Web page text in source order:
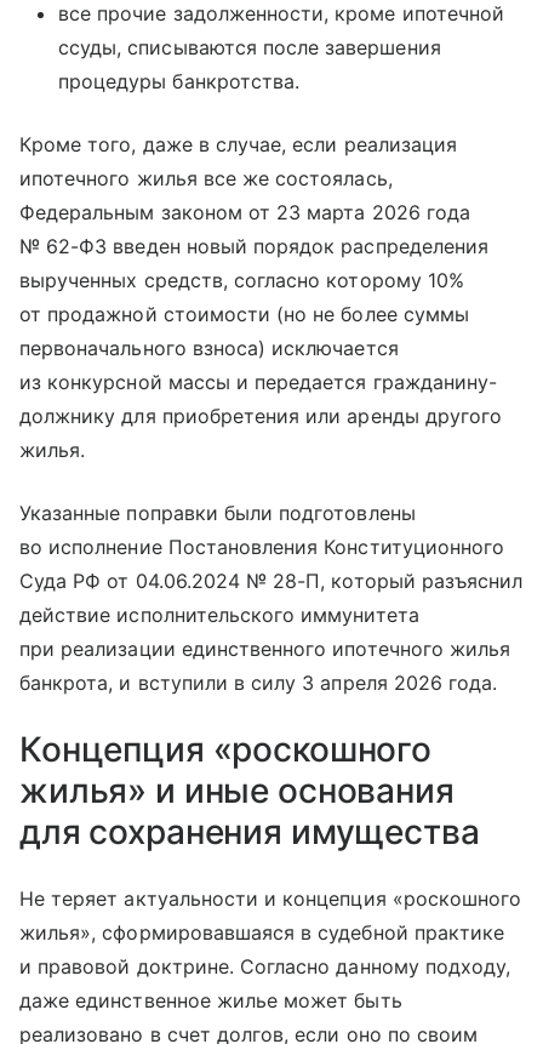
все прочие задолженности, кроме ипотечной
ссуды, списываются после завершения
процедуры банкротства.
Кроме того, даже в случае, если реализация
ипотечного жилья все же состоялась,
Федеральным законом от 23 марта 2026 года
№ 62-ФЗ введен новый порядок распределения
вырученных средств, согласно которому 10%
от продажной стоимости (но не более суммы
первоначального взноса) исключается
из конкурсной массы и передается гражданину-
должнику для приобретения или аренды другого
жилья.
Указанные поправки были подготовлены
во исполнение Постановления Конституционного
Суда РФ от 04.06.2024 № 28-П, который разъяснил
действие исполнительского иммунитета
при реализации единственного ипотечного жилья
банкрота, и вступили в силу 3 апреля 2026 года.
Концепция «роскошного
жилья» и иные основания
для сохранения имущества
Не теряет актуальности и концепция «роскошного
жилья», сформировавшаяся в судебной практике
и правовой доктрине. Согласно данному подходу,
даже единственное жилье может быть
реализовано в счет долгов, если оно по своим